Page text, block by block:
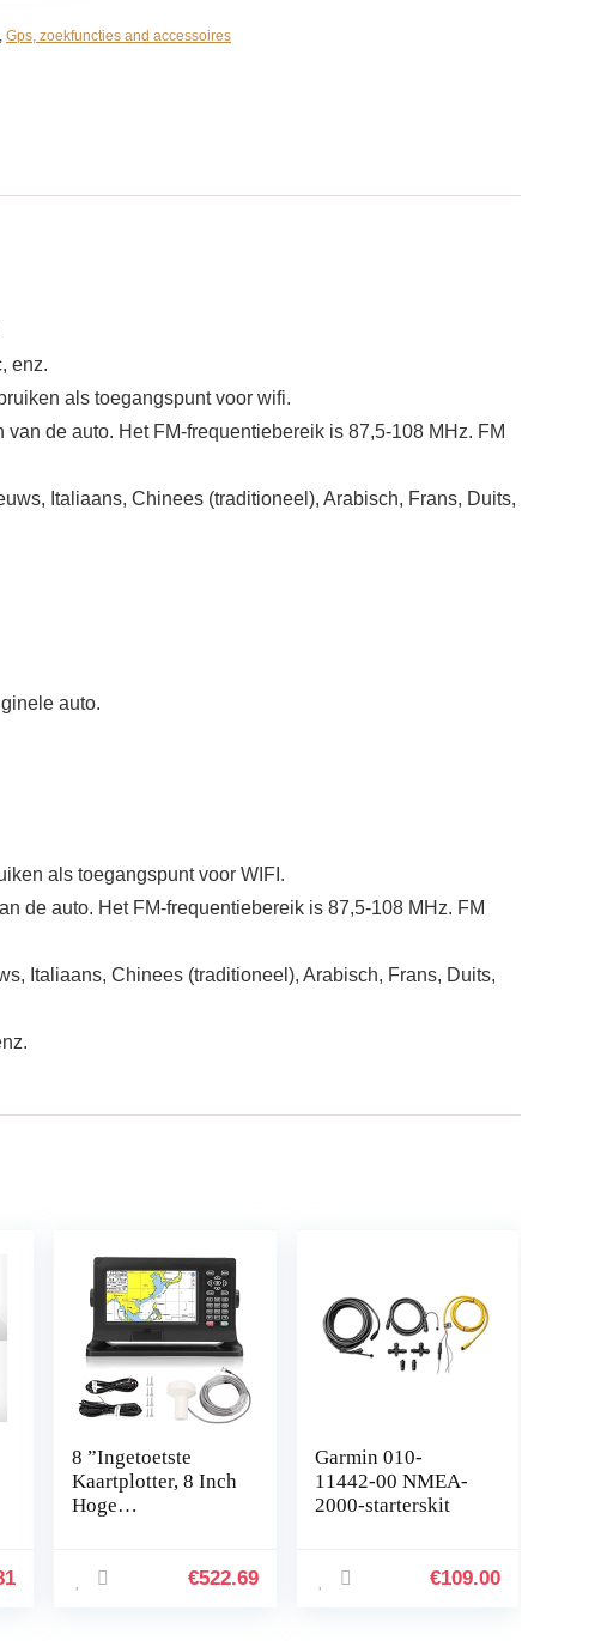
, Gps, zoekfuncties and accessoires
enz.
als toegangspunt voor wifi.
de auto. Het FM-frequentiebereik is 87,5‑108 MHz. FM
Italiaans, Chinees (traditioneel), Arabisch, Frans, Duits,
auto.
als toegangspunt voor WIFI.
de auto. Het FM-frequentiebereik is 87,5‑108 MHz. FM
Italiaans, Chinees (traditioneel), Arabisch, Frans, Duits,
8 ”Ingetoetste
Kaartplotter, 8 Inch
Hoge
Kaartplotter GPS
€522.69
Garmin 010-
11442-00 NMEA-
2000-starterskit
€109.00